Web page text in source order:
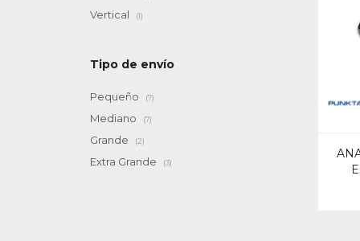
Vertical (1)
Tipo de envío
Pequeño (7)
Mediano (7)
Grande (2)
Extra Grande (3)